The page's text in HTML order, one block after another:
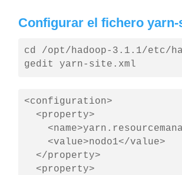
Configurar el fichero
cd /opt/hadoop-3.1.1/etc/
gedit yarn-site.xml
<configuration>
<property>
<value>nodo1</value>
</property>
<property>